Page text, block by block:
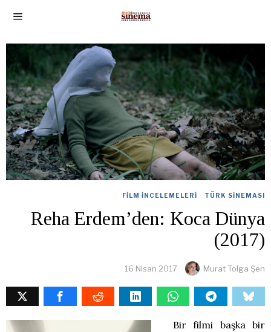
FILM İNCELEMELERI · TÜRK SINEMASI
Reha Erdem’den: Koca Dünya
(2017)
16 Nisan 2017 Murat Tolga Şen
Bir filmi başka bir